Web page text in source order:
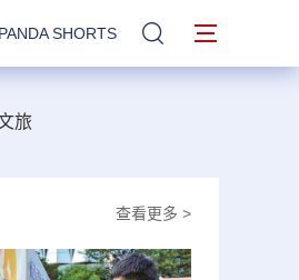
PANDA SHORTS 站内搜索
旅
查看更多 >